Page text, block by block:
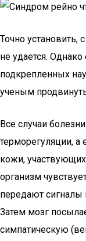
Точно установить,
не удается. Однако
подкрепленных
ученым
Все случаи
терморегуляции, а
кожи,
организм
передают
Затем мозг
симпатическую